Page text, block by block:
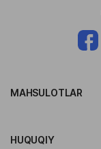
MAHSULOTLAR
HUQUQIY